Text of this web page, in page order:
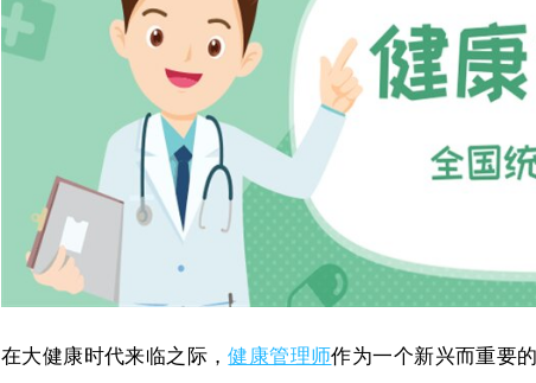
在大健康时代来临之际，健康管理师作为一个新兴而重要